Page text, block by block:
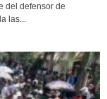
del defensor de
las...